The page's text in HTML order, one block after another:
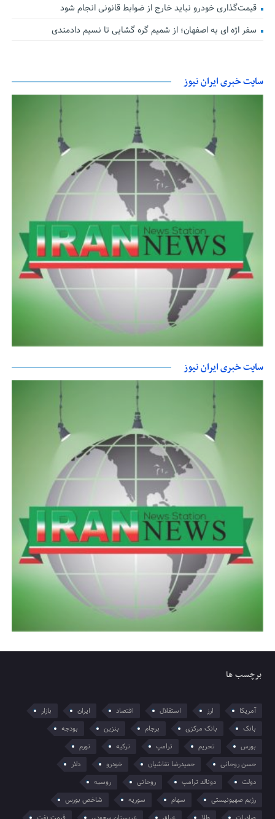
قیمت‌گذاری خودرو نباید خارج از ضوابط قانونی انجام شود
سفر اژه ای به اصفهان؛ از شمیم گره گشایی تا نسیم دادمندی
سایت خبری ایران نیوز
سایت خبری ایران نیوز
برچسب ها
آمریکا ارز استقلال اقتصاد ایران
بازار
بانک
بانک مرکزی برجام بنزین
بودجه
بورس
تحریم ترامپ ترکیه
تورم
حسن روحانی
حمیدرضا نقاشیان خودرو
دلار
دولت
دونالد ترامپ روحانی
روسیه
رژیم صهیونیستی
سهام سوریه
شاخص بورس